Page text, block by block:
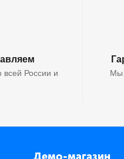
всей России и
Мы